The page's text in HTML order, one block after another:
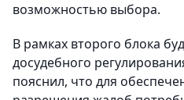
возможностью выбора.
В рамках второго блока
досудебного
пояснил, что для